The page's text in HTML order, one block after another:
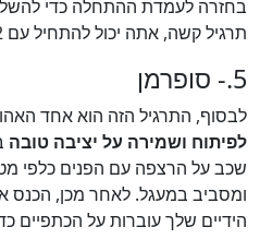
בחזרה לעמדת ההתחלה כדי
תרגיל קשה, אתה יכול להתחיל עם 2 סטים של 10 חזרות.
5.- סופרמן
לבסוף, התרגיל הזה הוא אחד
לפיתוח ושמירה על יציבה טובה
שכב על הרצפה עם הפנים כלפי
ומסביב במעגל. לאחר מכן,
הידיים שלך עוברות על הכתפיים